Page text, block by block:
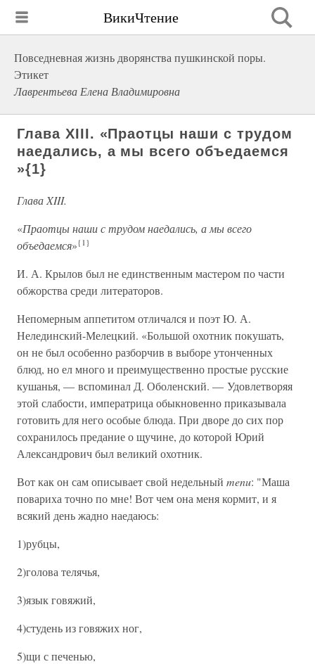
ВикиЧтение
Повседневная жизнь дворянства пушкинской поры.
Этикет
Лаврентьева Елена Владимировна
Глава XIII. «Праотцы наши с трудом
наедались, а мы всего объедаемся
»{1}
Глава XIII.
«Праотцы наши с трудом наедались, а мы всего
объедаемся»{1}
И. А. Крылов был не единственным мастером по части
обжорства среди литераторов.
Непомерным аппетитом отличался и поэт Ю. А.
Нелединский-Мелецкий. «Большой охотник покушать,
он не был особенно разборчив в выборе утонченных
блюд, но ел много и преимущественно простые русские
кушанья, — вспоминал Д. Оболенский. — Удовлетворяя
этой слабости, императрица обыкновенно приказывала
готовить для него особые блюда. При дворе до сих пор
сохранилось предание о щучине, до которой Юрий
Александрович был великий охотник.
Вот как он сам описывает свой недельный menu: "Маша
повариха точно по мне! Вот чем она меня кормит, и я
всякий день жадно наедаюсь:
1)рубцы,
2)голова телячья,
3)язык говяжий,
4)студень из говяжих ног,
5)щи с печенью,